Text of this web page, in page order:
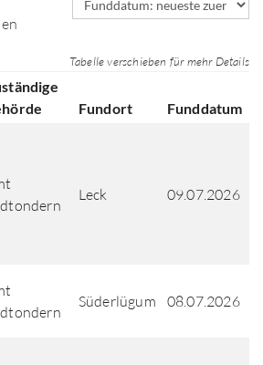
Tabelle verschieben für mehr Details
Fundort Funddatum
Leck 09.07.2026
Süderlügum 08.07.2026